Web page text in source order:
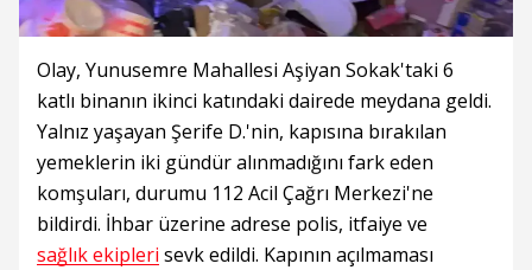
Olay, Yunusemre Mahallesi Aşiyan Sokak'taki 6
katlı binanın ikinci katındaki dairede meydana geldi.
Yalnız yaşayan Şerife D.'nin, kapısına bırakılan
yemeklerin iki gündür alınmadığını fark eden
komşuları, durumu 112 Acil Çağrı Merkezi'ne
bildirdi. İhbar üzerine adrese polis, itfaiye ve
sağlık ekipleri sevk edildi. Kapının açılmaması